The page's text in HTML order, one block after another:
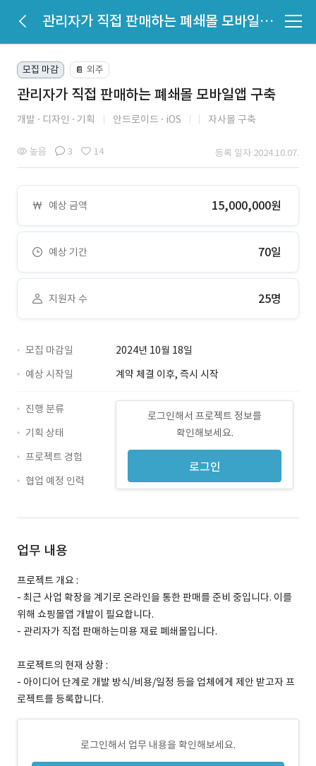
관리자가 직접 판매하는 폐쇄몰 모바일앱 구축
모집 마감 📔 외주
관리자가 직접 판매하는 폐쇄몰 모바일앱 구축
개발 디자인 기획 안드로이드 iOS 자사몰 구축
높음 3 14 등록 일자 2024.10.07.
예상 금액 15,000,000원
예상 기간 70일
지원자 수 25명
모집 마감일
2024년 10월 18일
예상 시작일
계약 체결 이후, 즉시 시작
로그인해서 프로젝트 정보를
확인해보세요.
로그인
진행 분류
기획 상태
프로젝트 경험
협업 예정 인력
업무 내용
프로젝트 개요 :
- 최근 사업 확장을 계기로 온라인을 통한 판매를 준비 중입니다. 이를
위해 쇼핑몰앱 개발이 필요합니다.
- 관리자가 직접 판매하는미용 재료 폐쇄몰입니다.
프로젝트의 현재 상황 :
- 아이디어 단계로 개발 방식/비용/일정 등을 업체에게 제안 받고자 프
로젝트를 등록합니다.
로그인해서 업무 내용을 확인해보세요.